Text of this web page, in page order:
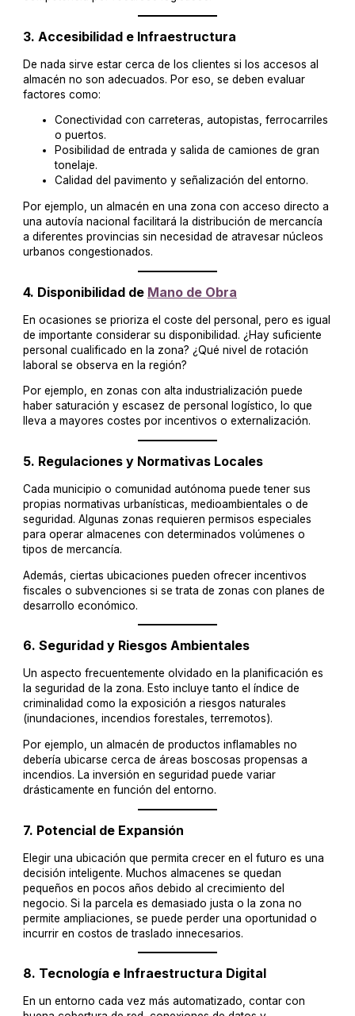
3. Accesibilidad e Infraestructura
De nada sirve estar cerca de los clientes si los accesos al
almacén no son adecuados. Por eso, se deben evaluar
factores como:
Conectividad con carreteras, autopistas, ferrocarriles
o puertos.
Posibilidad de entrada y salida de camiones de gran
tonelaje.
Calidad del pavimento y señalización del entorno.
Por ejemplo, un almacén en una zona con acceso directo a
una autovía nacional facilitará la distribución de mercancía
a diferentes provincias sin necesidad de atravesar núcleos
urbanos congestionados.
4. Disponibilidad de Mano de Obra
En ocasiones se prioriza el coste del personal, pero es igual
de importante considerar su disponibilidad. ¿Hay suficiente
personal cualificado en la zona? ¿Qué nivel de rotación
laboral se observa en la región?
Por ejemplo, en zonas con alta industrialización puede
haber saturación y escasez de personal logístico, lo que
lleva a mayores costes por incentivos o externalización.
5. Regulaciones y Normativas Locales
Cada municipio o comunidad autónoma puede tener sus
propias normativas urbanísticas, medioambientales o de
seguridad. Algunas zonas requieren permisos especiales
para operar almacenes con determinados volúmenes o
tipos de mercancía.
Además, ciertas ubicaciones pueden ofrecer incentivos
fiscales o subvenciones si se trata de zonas con planes de
desarrollo económico.
6.Seguridad y Riesgos Ambientales
Un aspecto frecuentemente olvidado en la planificación es
la seguridad de la zona. Esto incluye tanto el índice de
criminalidad como la exposición a riesgos naturales
(inundaciones, incendios forestales, terremotos).
Por ejemplo, un almacén de productos inflamables no
debería ubicarse cerca de áreas boscosas propensas a
incendios. La inversión en seguridad puede variar
drásticamente en función del entorno.
7. Potencial de Expansión
Elegir una ubicación que permita crecer en el futuro es una
decisión inteligente. Muchos almacenes se quedan
pequeños en pocos años debido al crecimiento del
negocio. Si la parcela es demasiado justa o la zona no
permite ampliaciones, se puede perder una oportunidad o
incurrir en costos de traslado innecesarios.
8. Tecnología e Infraestructura Digital
En un entorno cada vez más automatizado, contar con